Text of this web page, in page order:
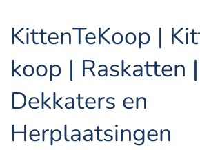
KittenTeKoop |
koop | Raskatten |
Dekkaters en
Herplaatsingen